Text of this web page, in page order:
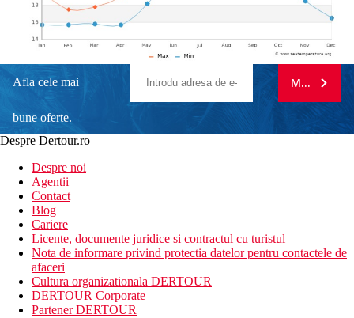
Afla cele mai
bune oferte.
newsletter!
MA
Despre Dertour.ro
Despre noi
Agentii
Contact
Blog
Cariere
Licente, documente juridice si contractul cu turistul
Nota de informare privind protectia datelor pentru contactele de
afaceri
Cultura organizationala DERTOUR
DERTOUR Corporate
Partener DERTOUR